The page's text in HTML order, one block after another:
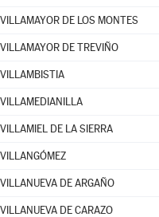
VILLAMAYOR DE LOS MONTES
VILLAMAYOR DE TREVIÑO
VILLAMBISTIA
VILLAMEDIANILLA
VILLAMIEL DE LA SIERRA
VILLANGÓMEZ
VILLANUEVA DE ARGAÑO
VILLANUEVA DE CARAZO